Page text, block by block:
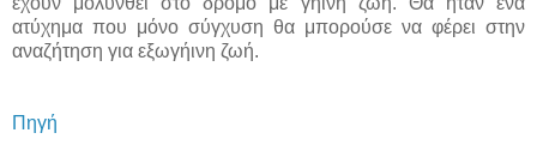
ατύχημα που μόνο σύγχυση θα μπορούσε να φέρει στην
αναζήτηση για εξωγήινη ζωή.
Πηγή